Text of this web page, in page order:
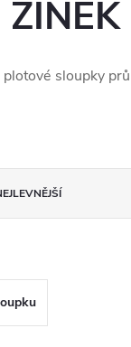
plotové sloupky